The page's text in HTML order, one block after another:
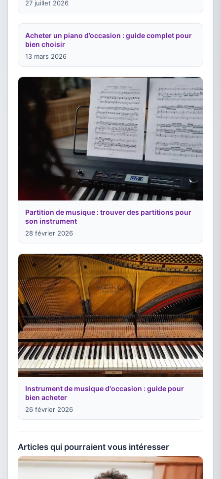
27 juillet 2026
Acheter un piano d’occasion : guide complet pour
bien choisir
13 mars 2026
Partition de musique : trouver des partitions pour
son instrument
28 février 2026
Instrument de musique d'occasion : guide pour
bien acheter
26 février 2026
Articles qui pourraient vous intéresser